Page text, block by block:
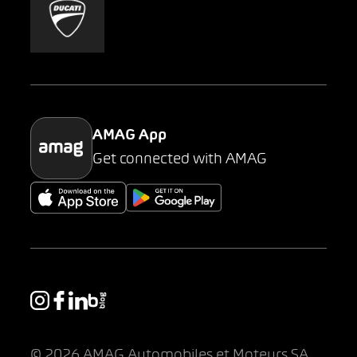
Mobility-as-a-Service
Parking
AMAG App
Get connected with AMAG